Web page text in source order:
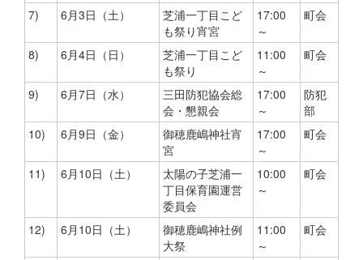
7) 6月3日（土）
芝浦一丁目こど
も祭り宵宮
17:00
～
町会
8) 6月4日（日）
芝浦一丁目こど
も祭り
11:00
～
町会
9) 6月7日（水）
三田防犯協会総
会・懇親会
17:00
～
防犯
部
10)
6月9日（金）
御穂鹿嶋神社宵
宮
17:00
～
町会
11) 6月10日（土）
太陽の子芝浦一
丁目保育園運営
委員会
10:00
～
町会
12) 6月10日（土）
御穂鹿嶋神社例
大祭
11:00
～
町会